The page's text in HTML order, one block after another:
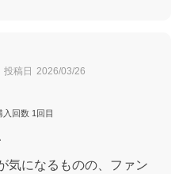
投稿日 2026/03/26
入回数 1回目
気になるものの、ファン